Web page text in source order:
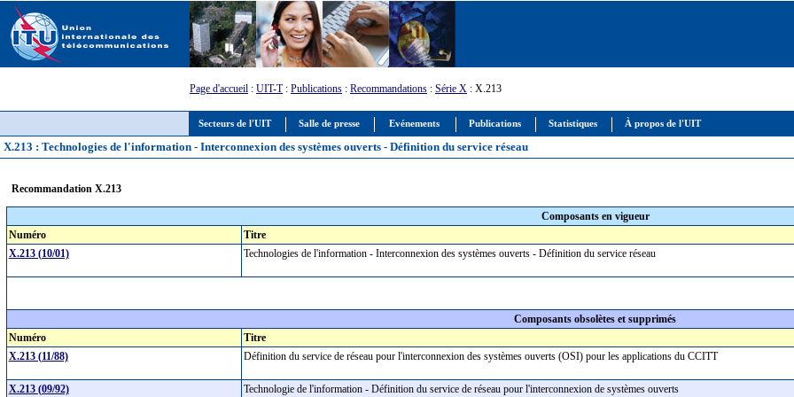
Secteurs de l'UIT Salle de presse Evénements Publications Statistiques À propos de l'UIT
Page d'accueil : UIT-T: Publications : Recommandations : Série X : X.213
X.213 : Technologies de l'information - Interconnexion des systèmes ouverts - Définition du service réseau
Recommandation X.213
Composants en vigueur
Numéro
Titre
X.213 (10/01)
Technologies de l'information - Interconnexion des systèmes ouverts - Définition du service réseau
Composants obsolètes et supprimés
Numéro
Titre
X.213 (11/88)
Définition du service de réseau pour l'interconnexion des systèmes ouverts (OSI) pour les applications du CCITT
X.213 (09/92) Technologie de l'information - Définition du service de réseau pour l'interconnexion de systèmes ouverts